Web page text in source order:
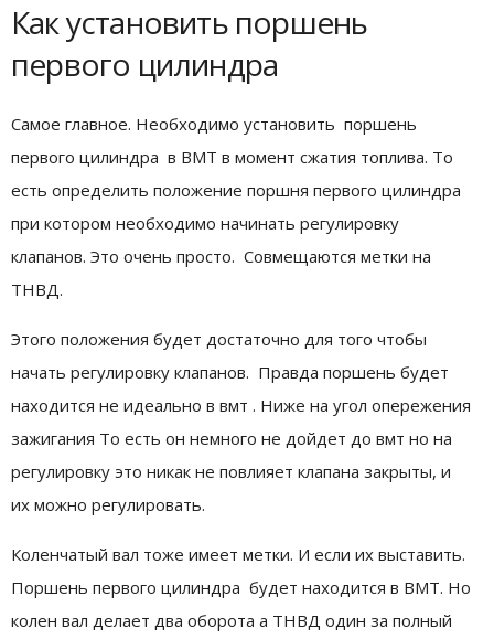
Как установить поршень
первого цилиндра
Самое главное. Необходимо установить поршень
первого цилиндра в ВМТ в момент сжатия топлива. То
есть определить положение поршня первого цилиндра
при котором необходимо начинать регулировку
клапанов. Это очень просто. Совмещаются метки на
ТНВД.
Этого положения будет достаточно для того чтобы
начать регулировку клапанов. Правда поршень будет
находится не идеально в вмт . Ниже на угол опережения
зажигания То есть он немного не дойдет до вмт но на
регулировку это никак не повлияет клапана закрыты, и
их можно регулировать.
Коленчатый вал тоже имеет метки. И если их выставить.
Поршень первого цилиндра будет находится в ВМТ. Но
колен вал делает два оборота а ТНВД один за полный